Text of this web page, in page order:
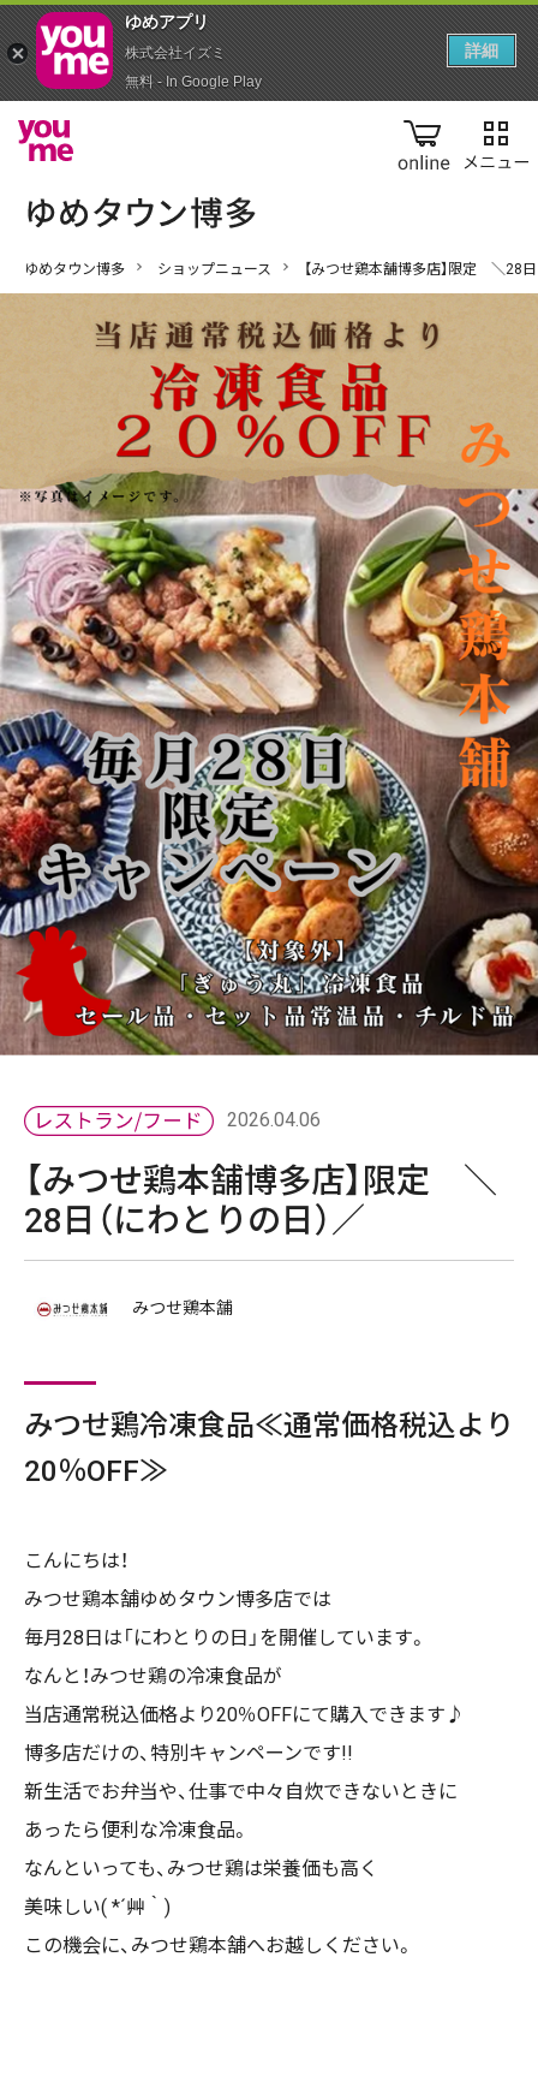
online
ゆめタウン博多 ショップニュース 【みつせ鶏本舗博多店】限定 ＼28日
2026.04.06
【みつせ鶏本舗博多店】限定 ＼
28日（にわとりの日）／
みつせ鶏本舗
みつせ鶏冷凍食品≪通常価格税込より
20％OFF≫
こんにちは！
みつせ鶏本舗ゆめタウン博多店では
毎月28日は「にわとりの日」を開催しています。
なんと！みつせ鶏の冷凍食品が
当店通常税込価格より20％OFFにて購入できます♪
博多店だけの、特別キャンペーンです!!
新生活でお弁当や、仕事で中々自炊できないときに
あったら便利な冷凍食品。
なんといっても、みつせ鶏は栄養価も高く
美味しい( *´艸｀)
この機会に、みつせ鶏本舗へお越しください。
ゆめアプ‪リ‬
株式会社イズミ
無料 - In Google Play
詳細